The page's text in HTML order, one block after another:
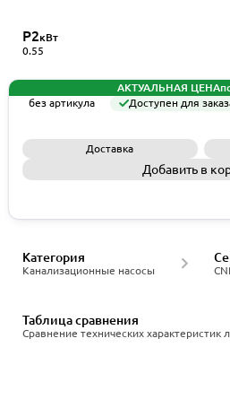
P2кВт
0.55
АКТУАЛЬНАЯ ЦЕНА
без артикула
Доступен для
Доставка
Добавить в
Канализационные насосы
Категория
Сравнение технических характеристик
Таблица сравнения